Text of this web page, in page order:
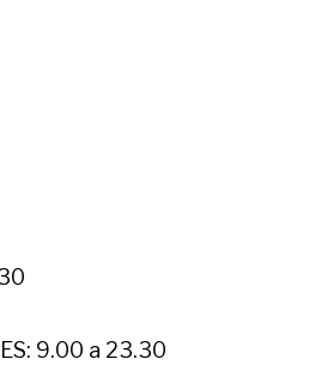
9.00 a 23.30